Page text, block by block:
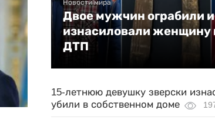
Новости мира
Двое мужчин ограбили и
изнасиловали женщину
ДТП
15-летнюю девушку зверски
убили в собственном доме